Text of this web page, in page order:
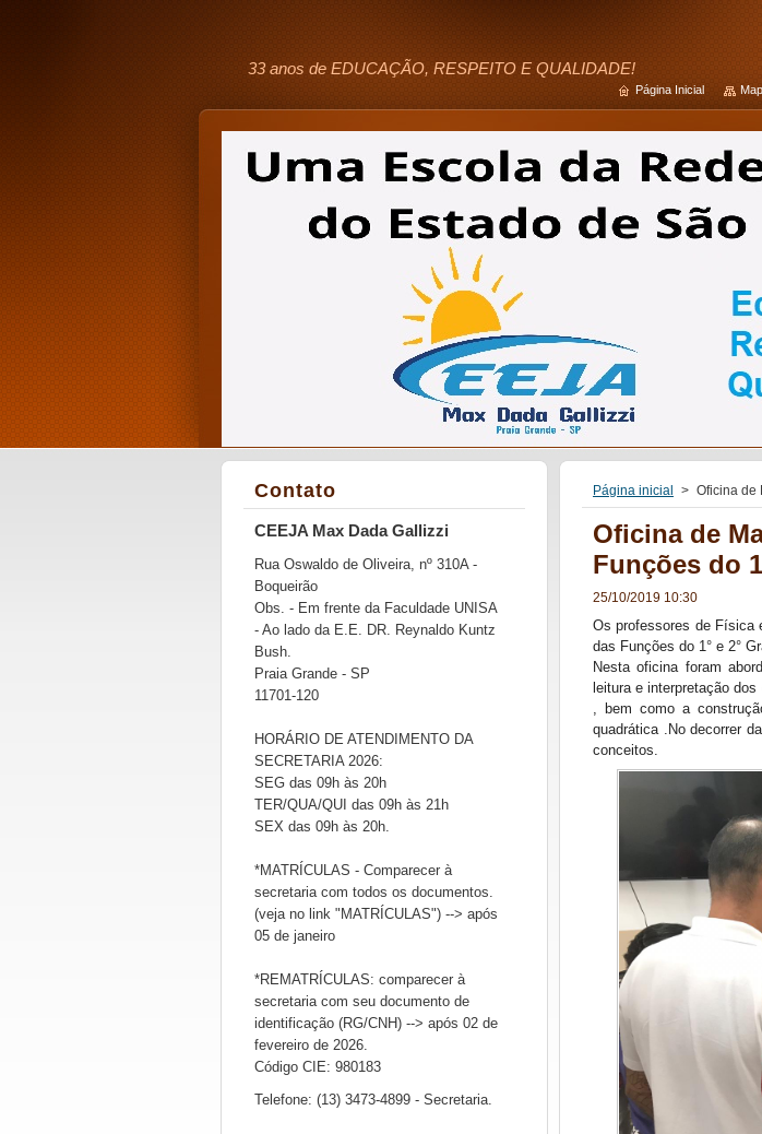
33 anos de EDUCAÇÃO, RESPEITO E QUALIDADE!
Página inicial > Oficina de
Oficina de
Funções do
25/10/2019 10:30
Os professores de Física
das Funções do 1° e 2°
Nesta oficina foram
leitura e interpretação
, bem como a
quadrática . No decorrer
conceitos.
Contato
CEEJA Max Dada Gallizzi
Rua Oswaldo de Oliveira, nº 310A -
Boqueirão
Obs. - Em frente da Faculdade UNISA
- Ao lado da E.E. DR. Reynaldo Kuntz
Bush.
Praia Grande - SP
11701-120
HORÁRIO DE ATENDIMENTO DA
SECRETARIA 2026:
SEG das 09h às 20h
TER/QUA/QUI das 09h às 21h
SEX das 09h às 20h.
*MATRÍCULAS - Comparecer à
secretaria com todos os documentos.
(veja no link "MATRÍCULAS") --> após
05 de janeiro
*REMATRÍCULAS: comparecer à
secretaria com seu documento de
identificação (RG/CNH) --> após 02 de
fevereiro de 2026.
Código CIE: 980183
Telefone: (13) 3473-4899 - Secretaria.
Página Inicial